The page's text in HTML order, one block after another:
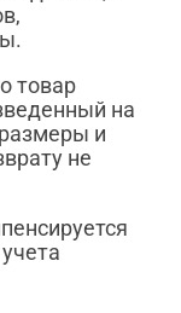
товар
на
и
не